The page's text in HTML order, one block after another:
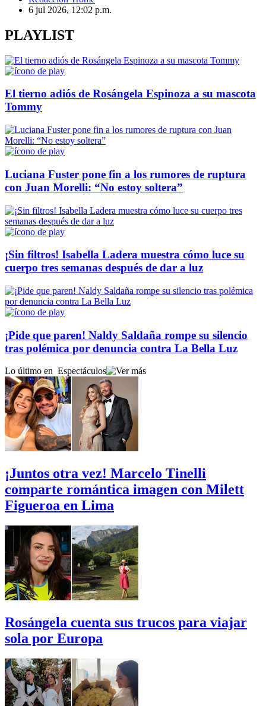
6 jul 2026, 12:02 p.m.
PLAYLIST
El tierno adiós de Rosángela Espinoza a su mascota
Tommy
Luciana Fuster pone fin a los rumores de ruptura
con Juan Morelli: “No estoy soltera”
¡Sin filtros! Isabella Ladera muestra cómo luce su
cuerpo tres semanas después de dar a luz
¡Pide que paren! Naldy Saldaña rompe su silencio
tras polémica por denuncia contra La Bella Luz
Lo último en Espectáculos
¡Juntos otra vez! Marcelo Tinelli
comparte romántica imagen con Milett
Figueroa en Lima
Rosángela cuenta sus trucos para viajar
sola por Europa